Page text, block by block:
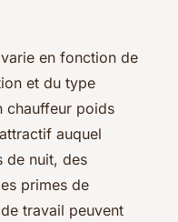
en fonction de
et du type
chauffeur poids
auquel
de nuit, des
primes de
travail peuvent